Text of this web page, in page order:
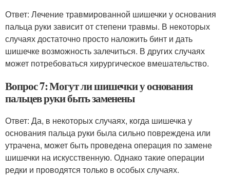
Ответ: Лечение травмированной шишечки у основания
пальца руки зависит от степени травмы. В некоторых
случаях достаточно просто наложить бинт и дать
шишечке возможность залечиться. В других случаях
может потребоваться хирургическое вмешательство.
Вопрос 7: Могут ли шишечки у основания
пальцев руки быть заменены
Ответ: Да, в некоторых случаях, когда шишечка у
основания пальца руки была сильно повреждена или
утрачена, может быть проведена операция по замене
шишечки на искусственную. Однако такие операции
редки и проводятся только в особых случаях.